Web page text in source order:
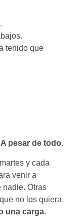
tenido que
A pesar de todo.
y cada
venir a
nadie. Otras
no los quiera.
una carga.